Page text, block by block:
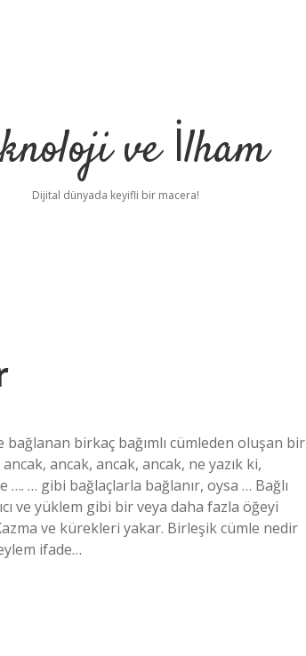
ve İlham
Dijital dünyada keyifli bir macera!
bağlanan birkaç bağımlı cümleden oluşan bir
ancak, ancak, ancak, ne yazık ki,
…. … gibi bağlaçlarla bağlanır, oysa … Bağlı
ve yüklem gibi bir veya daha fazla öğeyi
ve kürekleri yakar. Birleşik cümle nedir
ifade…